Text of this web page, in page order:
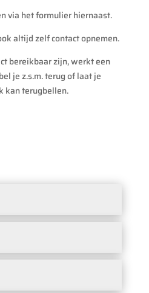
via het formulier hiernaast.
altijd zelf contact opnemen.
bereikbaar zijn, werkt een
je z.s.m. terug of laat je
kan terugbellen.